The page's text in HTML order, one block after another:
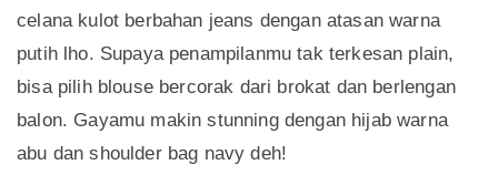
celana kulot berbahan jeans dengan atasan warna
putih lho. Supaya penampilanmu tak terkesan plain,
bisa pilih blouse bercorak dari brokat dan berlengan
balon. Gayamu makin stunning dengan hijab warna
abu dan shoulder bag navy deh!